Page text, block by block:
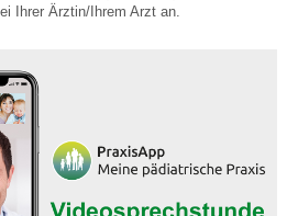
Ihrer Ärztin/Ihrem Arzt an.